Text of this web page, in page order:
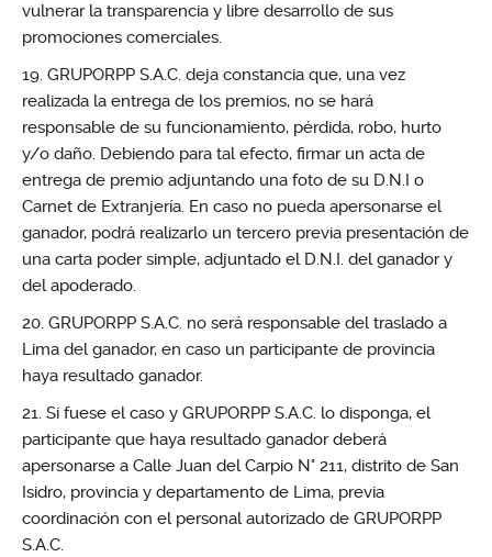
vulnerar la transparencia y libre desarrollo de sus
promociones comerciales.
GRUPORPP S.A.C. deja constancia que, una vez
realizada la entrega de los premios, no se hará
responsable de su funcionamiento, pérdida, robo, hurto
y/o daño. Debiendo para tal efecto, firmar un acta de
entrega de premio adjuntando una foto de su D.N.I o
Carnet de Extranjería. En caso no pueda apersonarse el
ganador, podrá realizarlo un tercero previa presentación de
una carta poder simple, adjuntado el D.N.I. del ganador y
del apoderado.
GRUPORPP S.A.C. no será responsable del traslado a
Lima del ganador, en caso un participante de provincia
haya resultado ganador.
Si fuese el caso y GRUPORPP S.A.C. lo disponga, el
participante que haya resultado ganador deberá
apersonarse a Calle Juan del Carpio N° 211, distrito de San
Isidro, provincia y departamento de Lima, previa
coordinación con el personal autorizado de GRUPORPP
S.A.C.